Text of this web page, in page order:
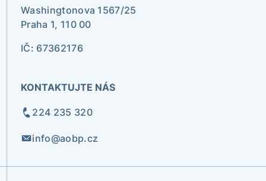
Washingtonova 1567/25
Praha 1, 110 00
IČ: 67362176
KONTAKTUJTE NÁS
224 235 320
info@aobp.cz